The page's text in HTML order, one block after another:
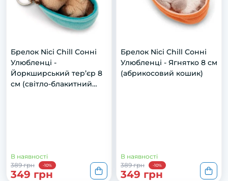
Брелок Nici Chill Сонні
Улюбленці -
Йоркширський тер’єр 8
см (світло-блакитний
В наявності
389 грн
-10%
349 грн
Брелок Nici Chill Сонні
Улюбленці - Ягнятко 8 см
(абрикосовий кошик)
В наявності
389 грн
-10%
349 грн